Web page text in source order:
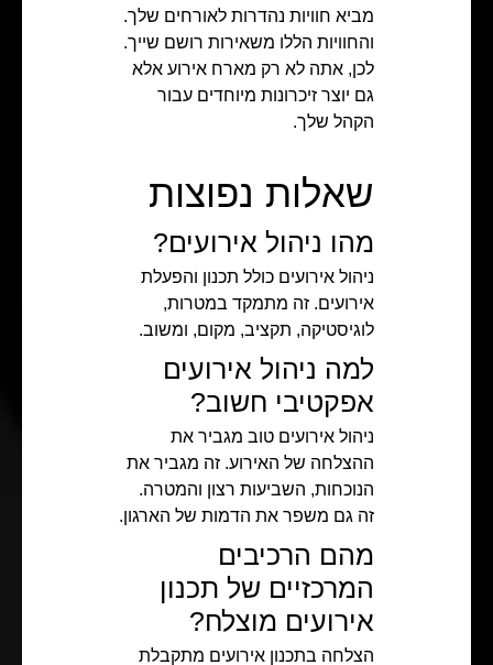
מביא חוויות נהדרות לאורחים שלך.
והחוויות הללו משאירות רושם שייך.
לכן, אתה לא רק מארח אירוע אלא
גם יוצר זיכרונות מיוחדים עבור
הקהל שלך.
שאלות נפוצות
מהו ניהול אירועים?
ניהול אירועים כולל תכנון והפעלת
אירועים. זה מתמקד במטרות,
לוגיסטיקה, תקציב, מקום, ומשוב.
למה ניהול אירועים
אפקטיבי חשוב?
ניהול אירועים טוב מגביר את
ההצלחה של האירוע. זה מגביר את
הנוכחות, השביעות רצון והמטרה.
זה גם משפר את הדמות של הארגון.
מהם הרכיבים
המרכזיים של תכנון
אירועים מוצלח?
הצלחה בתכנון אירועים מתקבלת